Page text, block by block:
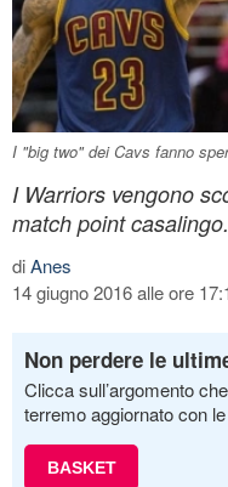
I "big two" dei Cavs fanno
I Warriors vengono
match point casalingo.
diAnes
14 giugno 2016 alle ore
Non perdere le
Clicca sull’argomento
terremo aggiornato con
BASKET